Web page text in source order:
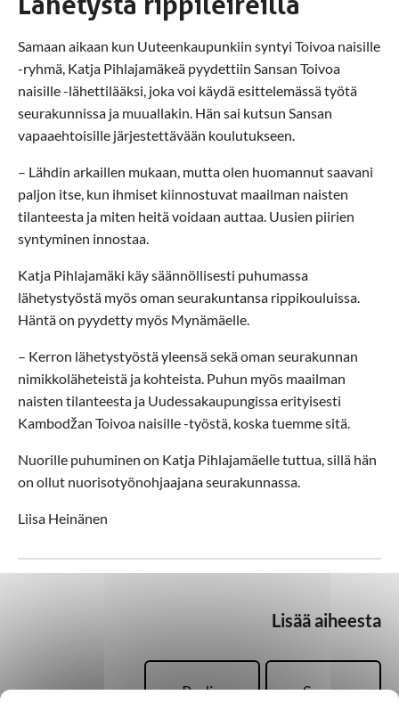
Samaan aikaan kun Uuteenkaupunkiin syntyi Toivoa naisille
-ryhmä, Katja Pihlajamäkeä pyydettiin Sansan Toivoa
naisille -lähettilääksi, joka voi käydä esittelemässä työtä
seurakunnissa ja muuallakin. Hän sai kutsun Sansan
vapaaehtoisille järjestettävään koulutukseen.
– Lähdin arkaillen mukaan, mutta olen huomannut saavani
paljon itse, kun ihmiset kiinnostuvat maailman naisten
tilanteesta ja miten heitä voidaan auttaa. Uusien piirien
syntyminen innostaa.
Katja Pihlajamäki käy säännöllisesti puhumassa
lähetystyöstä myös oman seurakuntansa rippikouluissa.
Häntä on pyydetty myös Mynämäelle.
– Kerron lähetystyöstä yleensä sekä oman seurakunnan
nimikkoläheteistä ja kohteista. Puhun myös maailman
naisten tilanteesta ja Uudessakaupungissa erityisesti
Kambodžan Toivoa naisille -työstä, koska tuemme sitä.
Nuorille puhuminen on Katja Pihlajamäelle tuttua, sillä hän
on ollut nuorisotyönohjaajana seurakunnassa.
Liisa Heinänen
Lisää aiheesta
Radio Sansa